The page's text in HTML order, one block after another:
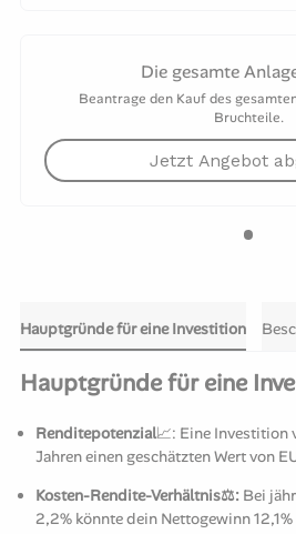
Die gesamte
Beantrage den Kauf des
Bruchteile.
Jetzt Angebot
Hauptgründe für eine Investition
Hauptgründe für eine
Renditepotenzial📈: Eine Investition
Jahren einen geschätzten Wert von
Kosten-Rendite-Verhältnis⚖️: Bei
2,2% könnte dein Nettogewinn